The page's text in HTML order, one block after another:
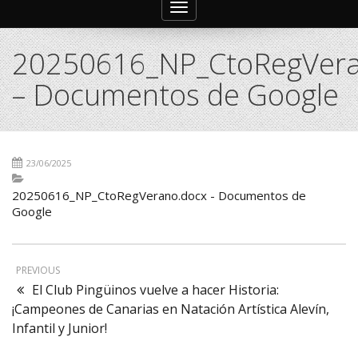
Toggle
navigation
– Documentos de Google
23/06/2025
20250616_NP_CtoRegVerano.docx - Documentos de
Google
PREVIOUS
El Club Pingüinos vuelve a hacer Historia:
¡Campeones de Canarias en Natación Artística Alevín,
Infantil y Junior!